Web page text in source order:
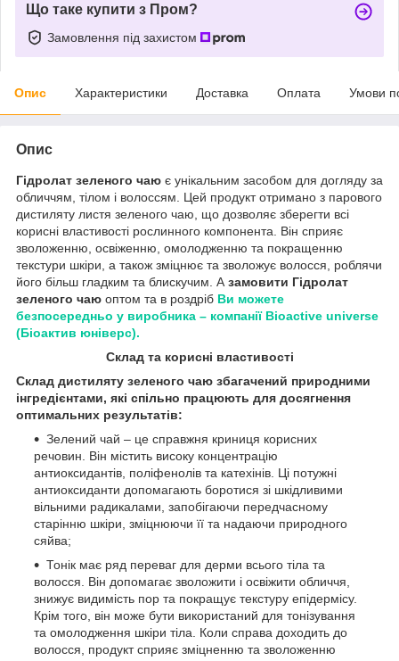
Що таке купити з Пром?
Замовлення під захистом
Опис Характеристики Доставка Оплата Умови
Опис
Гідролат зеленого чаю є унікальним засобом для догляду за
обличчям, тілом і волоссям. Цей продукт отримано з парового
дистиляту листя зеленого чаю, що дозволяє зберегти всі
корисні властивості рослинного компонента. Він сприяє
зволоженню, освіженню, омолодженню та покращенню
текстури шкіри, а також зміцнює та зволожує волосся, роблячи
його більш гладким та блискучим. А замовити Гідролат
зеленого чаю оптом та в роздріб Ви можете
безпосередньо у виробника – компанії Bioactive universe
(Біоактив юніверс).
Склад та корисні властивості
Склад дистиляту зеленого чаю збагачений природними
інгредієнтами, які спільно працюють для досягнення
оптимальних результатів:
Зелений чай – це справжня криниця корисних
речовин. Він містить високу концентрацію
антиоксидантів, поліфенолів та катехінів. Ці потужні
антиоксиданти допомагають боротися зі шкідливими
вільними радикалами, запобігаючи передчасному
старінню шкіри, зміцнюючи її та надаючи природного
сяйва;
Тонік має ряд переваг для дерми всього тіла та
волосся. Він допомагає зволожити і освіжити обличчя,
знижує видимість пор та покращує текстуру епідермісу.
Крім того, він може бути використаний для тонізування
та омолодження шкіри тіла. Коли справа доходить до
волосся, продукт сприяє зміцненню та зволоженню